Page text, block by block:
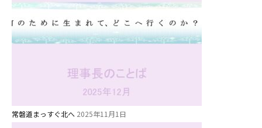
常磐道まっすぐ北へ 2025年11月1日